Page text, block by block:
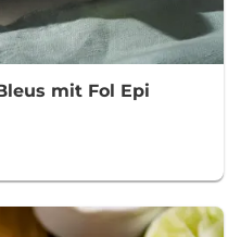
mit Fol Epi